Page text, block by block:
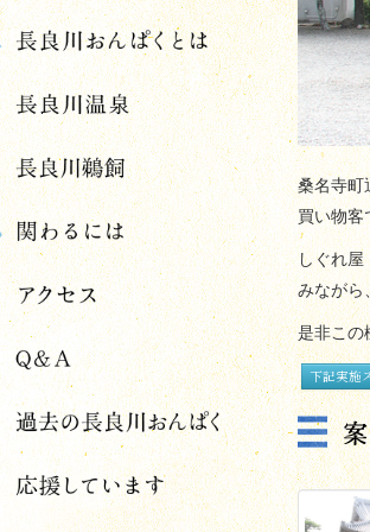
桑名寺町
買い物客
しぐれ屋
みながら
是非この
下記実施